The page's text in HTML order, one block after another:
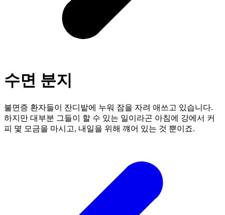
수면 분지
불면증 환자들이 잔디밭에 누워 잠을 자려 애쓰고 있습니다.
하지만 대부분 그들이 할 수 있는 일이라곤 아침에 강에서 커
피 몇 모금을 마시고, 내일을 위해 꺠어 있는 것 뿐이죠.